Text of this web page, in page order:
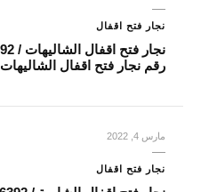
نجار فتح اقفال
رقم نجار فتح اقفال الشاليهات
مارس 4, 2022
نجار فتح اقفال